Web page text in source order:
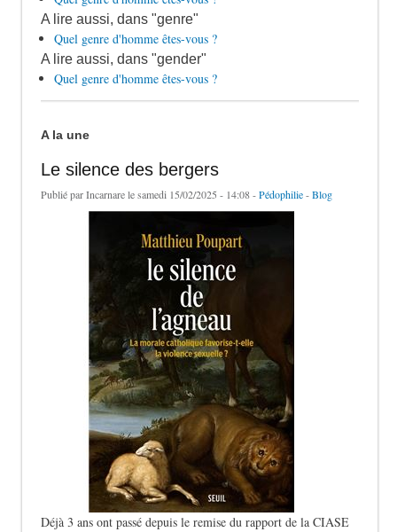
A lire aussi, dans "genre"
Quel genre d'homme êtes-vous ?
A lire aussi, dans "gender"
Quel genre d'homme êtes-vous ?
A la une
Le silence des bergers
Publié parIncarnarele samedi 15/02/2025 - 14:08 -Pédophilie-Blog
Déjà 3 ans ont passé depuis le remise du rapport de la CIASE